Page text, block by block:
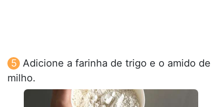
Adicione a farinha de trigo e o amido de
milho.